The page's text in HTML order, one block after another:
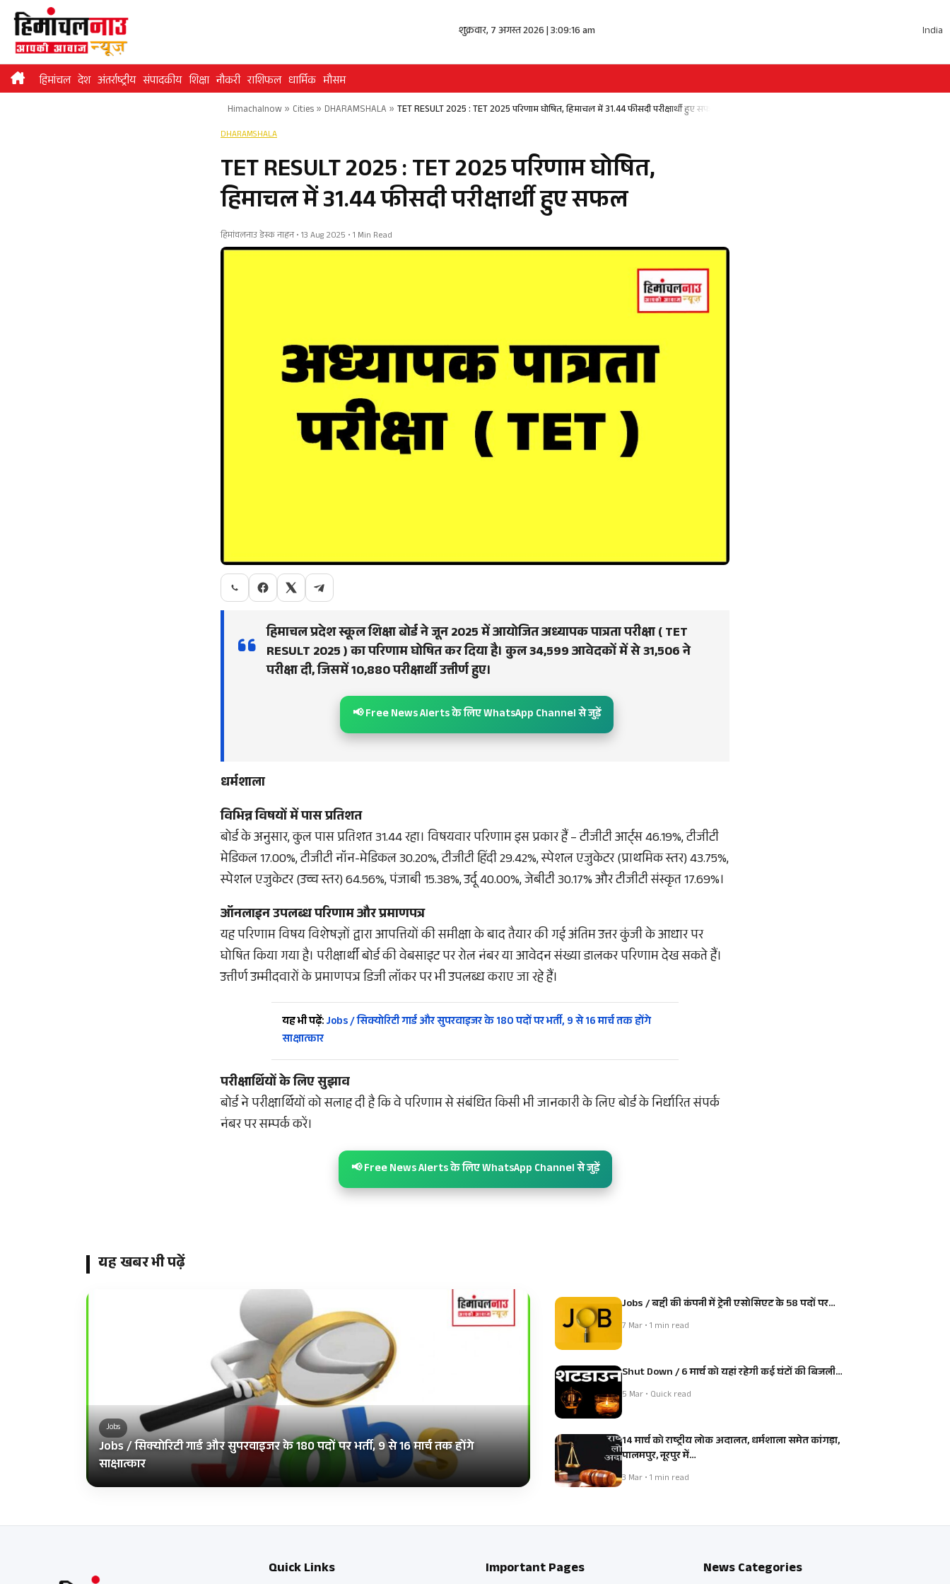
Skip
content
शुक्रवार, 7 अगस्त 2026 | 3:09:16 am India
हिमांचल देश अंतर्राष्ट्रीय संपादकीय शिक्षा नौकरी राशिफल धार्मिक मौसम
Himachalnow» Cities» DHARAMSHALA » TET RESULT 2025 : TET 2025 परिणाम घोषित, हिमाचल में 31.44 फीसदी परीक्षार्थी हुए सफल
DHARAMSHALA
TET RESULT 2025 : TET 2025 परिणाम घोषित,
हिमाचल में 31.44 फीसदी परीक्षार्थी हुए सफल
हिमांचलनाउ डेस्क नाहन • 13 Aug 2025 • 1 Min Read
हिमाचल प्रदेश स्कूल शिक्षा बोर्ड ने जून 2025 में आयोजित अध्यापक पात्रता परीक्षा ( TET
RESULT 2025 ) का परिणाम घोषित कर दिया है। कुल 34,599 आवेदकों में से 31,506 ने
परीक्षा दी, जिसमें 10,880 परीक्षार्थी उत्तीर्ण हुए।
📢 Free News Alerts के लिए WhatsApp Channel से जुड़ें
धर्मशाला
विभिन्न विषयों में पास प्रतिशत
बोर्ड के अनुसार, कुल पास प्रतिशत 31.44 रहा। विषयवार परिणाम इस प्रकार हैं – टीजीटी आर्ट्स 46.19%, टीजीटी
मेडिकल 17.00%, टीजीटी नॉन-मेडिकल 30.20%, टीजीटी हिंदी 29.42%, स्पेशल एजुकेटर (प्राथमिक स्तर) 43.75%,
स्पेशल एजुकेटर (उच्च स्तर) 64.56%, पंजाबी 15.38%, उर्दू 40.00%, जेबीटी 30.17% और टीजीटी संस्कृत 17.69%।
ऑनलाइन उपलब्ध परिणाम और प्रमाणपत्र
यह परिणाम विषय विशेषज्ञों द्वारा आपत्तियों की समीक्षा के बाद तैयार की गई अंतिम उत्तर कुंजी के आधार पर
घोषित किया गया है। परीक्षार्थी बोर्ड की वेबसाइट पर रोल नंबर या आवेदन संख्या डालकर परिणाम देख सकते हैं।
उत्तीर्ण उम्मीदवारों के प्रमाणपत्र डिजी लॉकर पर भी उपलब्ध कराए जा रहे हैं।
यह भी पढ़ें:Jobs / सिक्योरिटी गार्ड और सुपरवाइजर के 180 पदों पर भर्ती, 9 से 16 मार्च तक होंगे
साक्षात्कार
परीक्षार्थियों के लिए सुझाव
बोर्ड ने परीक्षार्थियों को सलाह दी है कि वे परिणाम से संबंधित किसी भी जानकारी के लिए बोर्ड के निर्धारित संपर्क
नंबर पर सम्पर्क करें।
📢 Free News Alerts के लिए WhatsApp Channel से जुड़ें
यह खबर भी पढ़ें
Jobs
Jobs / सिक्योरिटी गार्ड और सुपरवाइजर के 180 पदों पर भर्ती, 9 से 16 मार्च तक होंगे
साक्षात्कार
Jobs / बद्दी की कंपनी में ट्रेनी एसोसिएट के 58 पदों पर…
7 Mar • 1 min read
Shut Down / 6 मार्च को यहां रहेगी कई घंटों की बिजली…
5 Mar • Quick read
14 मार्च को राष्ट्रीय लोक अदालत, धर्मशाला समेत कांगड़ा,
पालमपुर, नूरपुर में…
3 Mar • 1 min read
Quick Links Important Pages News Categories